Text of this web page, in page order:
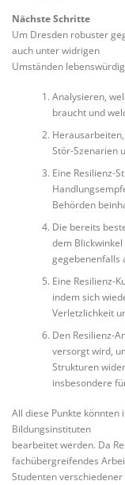
Nächste Schritte
Um Dresden robuster
auch unter widrigen
Umständen
Analysieren,
braucht und
Stör-Szenarien
Eine Resilienz-
Behörden
Die bereits
dem
gegebenenfalls
Eine Resilienz-
indem sich
Verletzlichkeit
Den Resilienz-
versorgt wird,
Strukturen
insbesondere
All diese Punkte
Bildungsinstituten
bearbeitet werden. Da
fachübergreifendes
Studenten